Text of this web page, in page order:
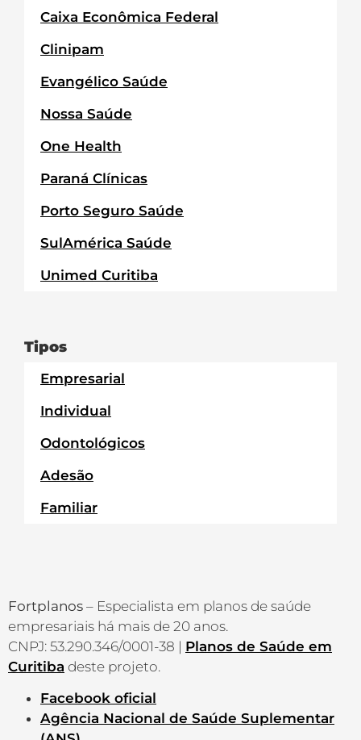
Caixa Econômica Federal
Clinipam
Evangélico Saúde
Nossa Saúde
One Health
Paraná Clínicas
Porto Seguro Saúde
SulAmérica Saúde
Unimed Curitiba
Tipos
Empresarial
Individual
Odontológicos
Adesão
Familiar
Fortplanos – Especialista em planos de saúde
empresariais há mais de 20 anos.
CNPJ: 53.290.346/0001-38 | Planos de Saúde em
Curitiba deste projeto.
Facebook oficial
Agência Nacional de Saúde Suplementar